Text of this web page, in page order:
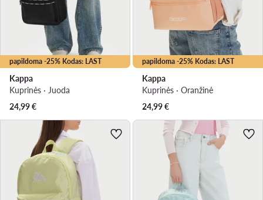
papildoma -25% Kodas: LAST
Kappa
Kuprinės · Juoda
24,99€
papildoma -25% Kodas: LAST
Kappa
Kuprinės · Oranžinė
24,99€